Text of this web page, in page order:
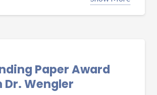
Paper Award
Dr. Wengler